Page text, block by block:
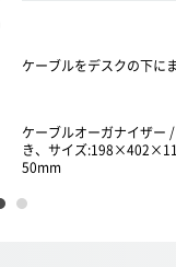
ケーブルをデスクの下に
ケーブルオーガナイザー
き、サイズ
50mm